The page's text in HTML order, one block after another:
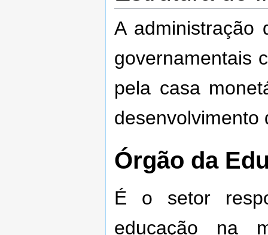
A administração
governamentais
pela casa
desenvolvimento
Órgão da
É o setor
educação na